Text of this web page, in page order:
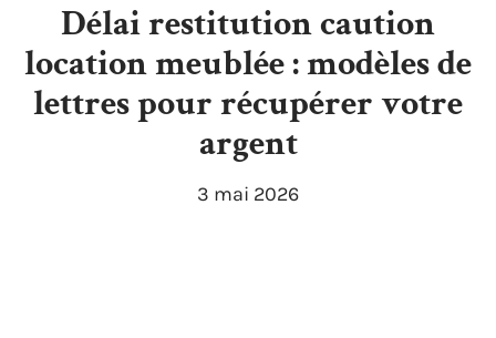
Délai restitution caution
location meublée : modèles de
lettres pour récupérer votre
argent
3 mai 2026